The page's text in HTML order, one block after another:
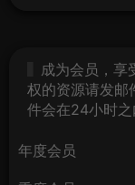
成为会员，享
权的资源请发
件会在24小时之
年度会员